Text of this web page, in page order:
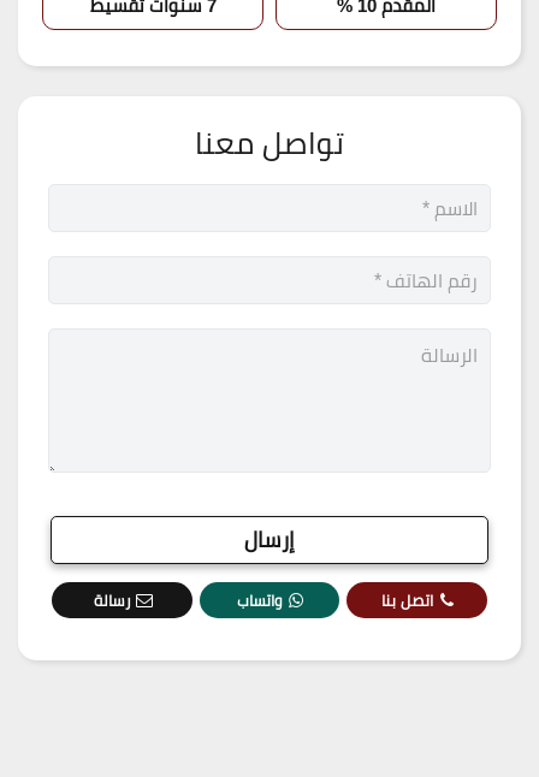
تواصل معنا
اتصل بنا واتساب رسالة